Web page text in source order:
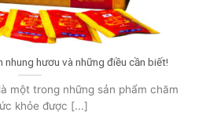
nhung hươu và những điều cần biết!
một trong những sản phẩm chăm
khỏe được [...]